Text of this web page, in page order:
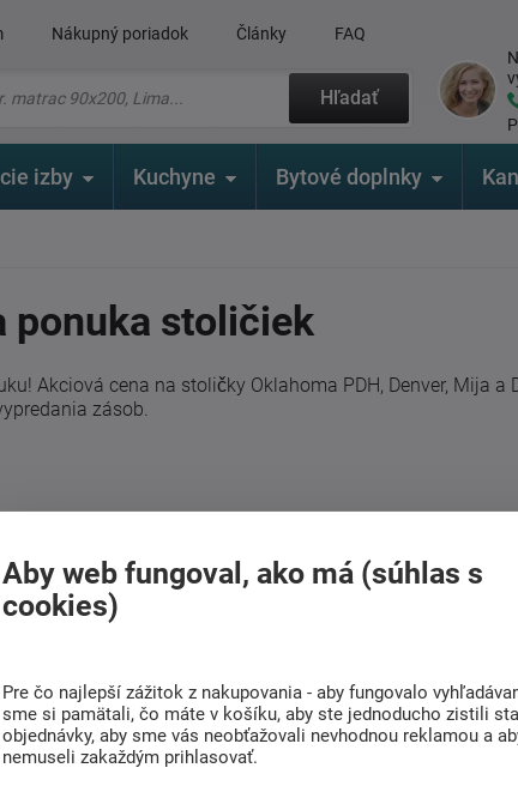
Nákupný poriadok Články FAQ
Hľadať
izby Kuchyne Bytové doplnky
ponuka stoličiek
Akciová cena na stoličky Oklahoma PDH, Denver, Mija a
zásob.
Aby web fungoval, ako má (súhlas s
cookies)
Pre čo najlepší zážitok z nakupovania - aby fungovalo
sme si pamätali, čo máte v košíku, aby ste jednoducho zistili
objednávky, aby sme vás neobťažovali nevhodnou reklamou a
nemuseli zakaždým prihlasovať.